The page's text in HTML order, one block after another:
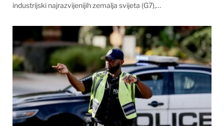
industrijski najrazvijenijih zemalja svijeta (G7),…